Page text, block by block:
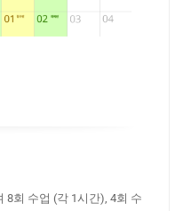
8회 수업 (각 1시간), 4회 수